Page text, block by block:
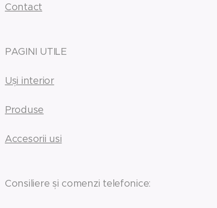
Contact
PAGINI UTILE
Uși interior
Produse
Accesorii usi
Consiliere și comenzi telefonice: